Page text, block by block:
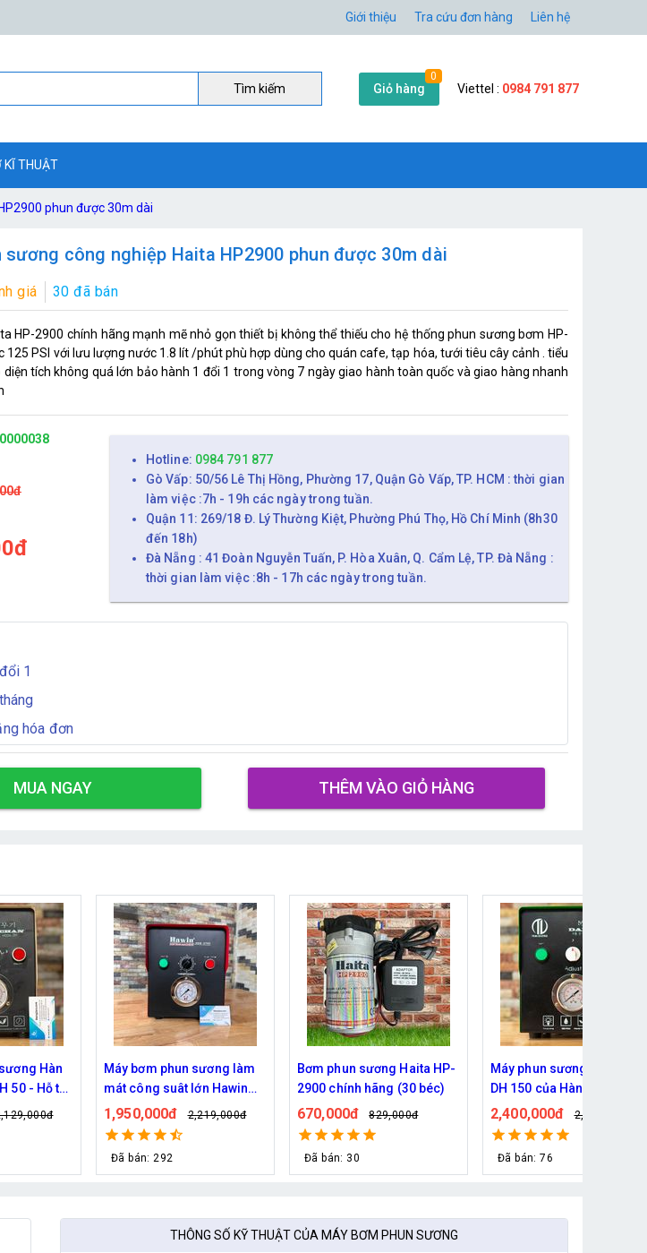
Giới thiệu Tra cứu đơn hàng Liên hệ
Tìm kiếm Giỏ hàng
0
Viettel : 0984 791 877
KĨ THUẬT
phun được 30m dài
sương công nghiệp Haita HP2900 phun được 30m dài
giá 30 đã bán
HP-2900 chính hãng mạnh mẽ nhỏ gọn thiết bị không thể thiếu cho hệ thống phun sương bơm HP-
125 PSI với lưu lượng nước 1.8 lít /phút phù hợp dùng cho quán cafe, tạp hóa, tưới tiêu cây cảnh . tiểu
tích không quá lớn bảo hành 1 đổi 1 trong vòng 7 ngày giao hành toàn quốc và giao hàng nhanh
Hotline: 0984 791 877
Gò Vấp: 50/56 Lê Thị Hồng, Phường 17, Quận Gò Vấp, TP. HCM : thời gian
làm việc :7h - 19h các ngày trong tuần.
Quận 11: 269/18 Đ. Lý Thường Kiệt, Phường Phú Thọ, Hồ Chí Minh (8h30
đến 18h)
Đà Nẵng : 41 Đoàn Nguyễn Tuấn, P. Hòa Xuân, Q. Cẩm Lệ, TP. Đà Nẵng :
thời gian làm việc :8h - 17h các ngày trong tuần.
1
hóa đơn
MUA NGAY THÊM VÀO GIỎ HÀNG
Hàn
50 - Hỗ trợ
phun
Máy bơm phun sương làm
mát công suât lớn Hawin
FOG-2703 hỗ trợ 70 đầu
phun
1,950,000đ 2,219,000đ
Đã bán: 292
Bơm phun sương Haita HP-
2900 chính hãng (30 béc)
670,000đ 829,000đ
Đã bán: 30
Máy phun sương Daehan
DH 150 của Hàn Quốc
2,400,000đ 2,790,000đ
Đã bán: 76
THÔNG SỐ KỸ THUẬT CỦA MÁY BƠM PHUN SƯƠNG